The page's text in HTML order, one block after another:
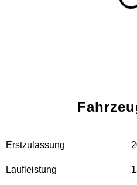
Erstzulassung
Laufleistung